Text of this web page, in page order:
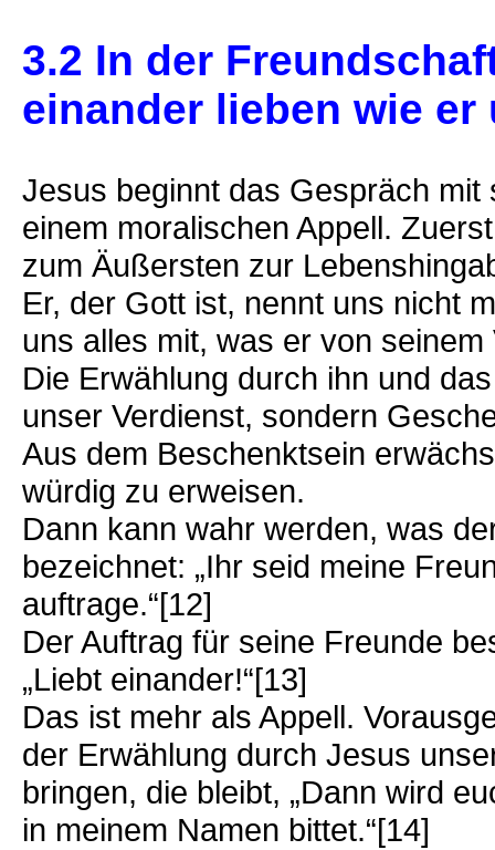
3.2 In der
einander lieben wie
Jesus beginnt das Gespräch
einem moralischen Appell.
zum Äußersten zur
Er, der Gott ist, nennt uns nicht
uns alles mit, was er von seinem
Die Erwählung durch ihn und
unser Verdienst, sondern
Aus dem Beschenktsein
würdig zu erweisen.
Dann kann wahr werden, was
bezeichnet: „Ihr seid meine
auftrage.“[12]
Der Auftrag für seine Freunde
„Liebt einander!“[13]
Das ist mehr als Appell.
der Erwählung durch Jesus
bringen, die bleibt, „Dann wird
in meinem Namen bittet.“[14]